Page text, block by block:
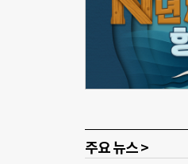
주요 뉴스 >